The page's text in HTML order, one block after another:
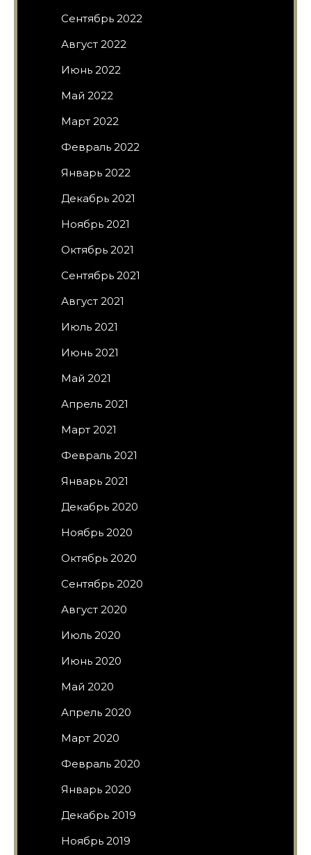
Сентябрь 2022
Август 2022
Июнь 2022
Май 2022
Март 2022
Февраль 2022
Январь 2022
Декабрь 2021
Ноябрь 2021
Октябрь 2021
Сентябрь 2021
Август 2021
Июль 2021
Июнь 2021
Май 2021
Апрель 2021
Март 2021
Февраль 2021
Январь 2021
Декабрь 2020
Ноябрь 2020
Октябрь 2020
Сентябрь 2020
Август 2020
Июль 2020
Июнь 2020
Май 2020
Апрель 2020
Март 2020
Февраль 2020
Январь 2020
Декабрь 2019
Ноябрь 2019